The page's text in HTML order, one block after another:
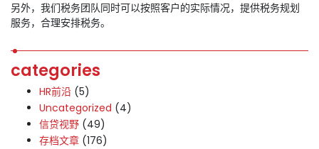
另外，我们税务团队同时可以按照客户的实际情况，提供税务规划
服务，合理安排税务。
categories
HR前沿 (5)
Uncategorized (4)
信贷视野 (49)
存档文章 (176)